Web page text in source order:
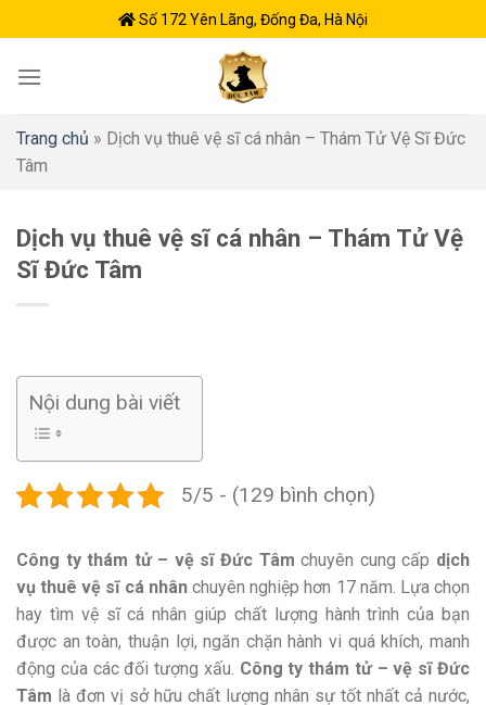
to
content
Số 172 Yên Lãng, Đống Đa, Hà Nội
Trang chủ » Dịch vụ thuê vệ sĩ cá nhân – Thám Tử Vệ Sĩ Đức
Tâm
Dịch vụ thuê vệ sĩ cá nhân – Thám Tử Vệ
Sĩ Đức Tâm
Nội dung bài viết
5/5 - (129 bình chọn)
Công ty thám tử – vệ sĩ Đức Tâm chuyên cung cấp dịch
vụ thuê vệ sĩ cá nhânchuyên nghiệp hơn 17 năm. Lựa chọn
hay tìm vệ sĩ cá nhân giúp chất lượng hành trình của bạn
được an toàn, thuận lợi, ngăn chặn hành vi quá khích, manh
động của các đối tượng xấu. Công ty thám tử – vệ sĩ Đức
Tâm là đơn vị sở hữu chất lượng nhân sự tốt nhất cả nước,